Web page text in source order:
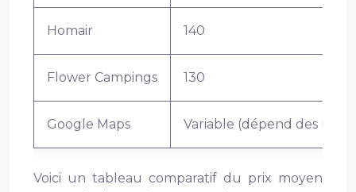
Homair 140
Flower Campings 130
Google Maps Variable (dépend des
Voici un tableau comparatif du prix moyen